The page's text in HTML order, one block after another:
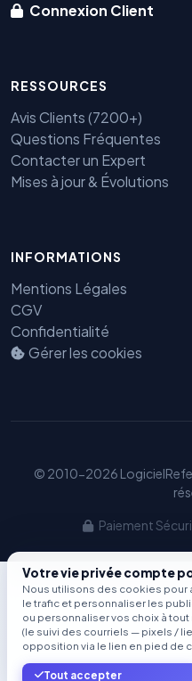
Connexion Client
RESSOURCES
Avis Clients (7200+)
Questions Fréquentes
Contacter un Expert
Mises à jour & Évolutions
INFORMATIONS
Mentions Légales
CGV
Confidentialité
Gérer les cookies
© 2010-2026
Paiement
Votre vie privée compte
Nous utilisons des cookies
le trafic et personnaliser les
ou personnaliser vos choix à
(le suivi des courriels — pixels /
opposition via le lien en pied de
Tout accepter